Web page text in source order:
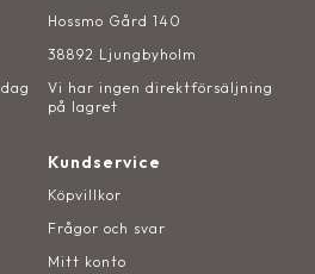
Hossmo Gård 140
38892 Ljungbyholm
Vi har ingen direktförsäljning
på lagret
Kundservice
Köpvillkor
Frågor och svar
Mitt konto